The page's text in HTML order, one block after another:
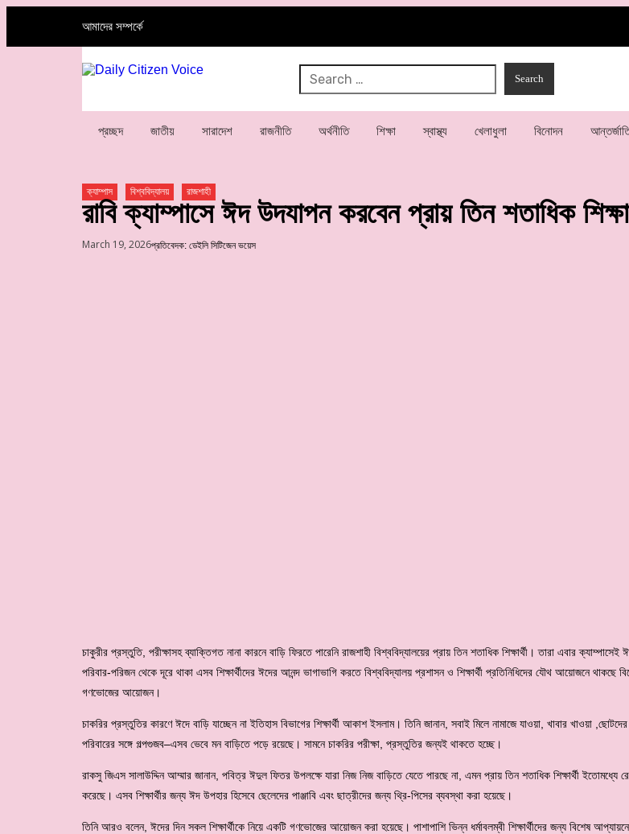
আমাদের সম্পর্কে
প্রচ্ছদ জাতীয় সারাদেশ রাজনীতি অর্থনীতি শিক্ষা স্বাস্থ্য খেলাধুলা বিনোদন
ক্যাম্পাস বিশ্ববিদ্যালয় রাজশাহী
রাবি ক্যাম্পাসে ঈদ উদযাপন করবেন প্রায় তিন শতাধিক
March 19, 2026প্রতিবেদক: ডেইলি সিটিজেন ভয়েস
চাকুরীর প্রস্তুতি, পরীক্ষাসহ ব্যাক্তিগত নানা কারনে বাড়ি ফিরতে পারেনি রাজশাহী বিশ্ববিদ্যালয়ের প্রায় তিন শতাধিক শিক্ষার্থী। তারা এবার
পরিবার-পরিজন থেকে দূরে থাকা এসব শিক্ষার্থীদের ঈদের আনন্দ ভাগাভাগি করতে বিশ্ববিদ্যালয় প্রশাসন ও শিক্ষার্থী প্রতিনিধিদের যৌথ আয়োজনে থাকছে
গণভোজের আয়োজন।
চাকরির প্রস্তুতির কারণে ঈদে বাড়ি যাচ্ছেন না ইতিহাস বিভাগের শিক্ষার্থী আকাশ ইসলাম। তিনি জানান, সবাই মিলে নামাজে যাওয়া, খাবার খাওয়া ,ছোটদের
পরিবারের সঙ্গে গল্পগুজব–এসব ভেবে মন বাড়িতে পড়ে রয়েছে। সামনে চাকরির পরীক্ষা, প্রস্তুতির জন্যই থাকতে হচ্ছে।
রাকসু জিএস সালাউদ্দিন আম্মার জানান, পবিত্র ঈদুল ফিতর উপলক্ষে যারা নিজ নিজ বাড়িতে যেতে পারছে না, এমন প্রায় তিন শতাধিক শিক্ষার্থী ইতোমধ্যে
করেছে। এসব শিক্ষার্থীর জন্য ঈদ উপহার হিসেবে ছেলেদের পাঞ্জাবি এবং ছাত্রীদের জন্য থ্রি-পিসের ব্যবস্থা করা হয়েছে।
তিনি আরও বলেন, ঈদের দিন সকল শিক্ষার্থীকে নিয়ে একটি গণভোজের আয়োজন করা হয়েছে। পাশাপাশি ভিন্ন ধর্মাবলম্বী শিক্ষার্থীদের জন্য বিশেষ